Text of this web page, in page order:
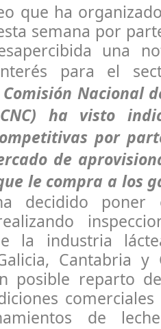
que ha
semana por
una
para el
Nacional
ha visto
por
de
le compra a los
decidido poner
la industria
Cantabria y
posible reparto
de